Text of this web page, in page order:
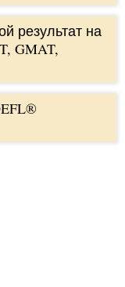
результат на
GMAT,